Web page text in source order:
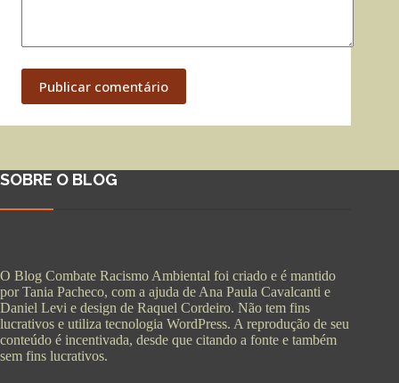
Publicar comentário
SOBRE O BLOG
O Blog Combate Racismo Ambiental foi criado e é mantido
por Tania Pacheco, com a ajuda de Ana Paula Cavalcanti e
Daniel Levi e design de Raquel Cordeiro. Não tem fins
lucrativos e utiliza tecnologia WordPress. A reprodução de seu
conteúdo é incentivada, desde que citando a fonte e também
sem fins lucrativos.